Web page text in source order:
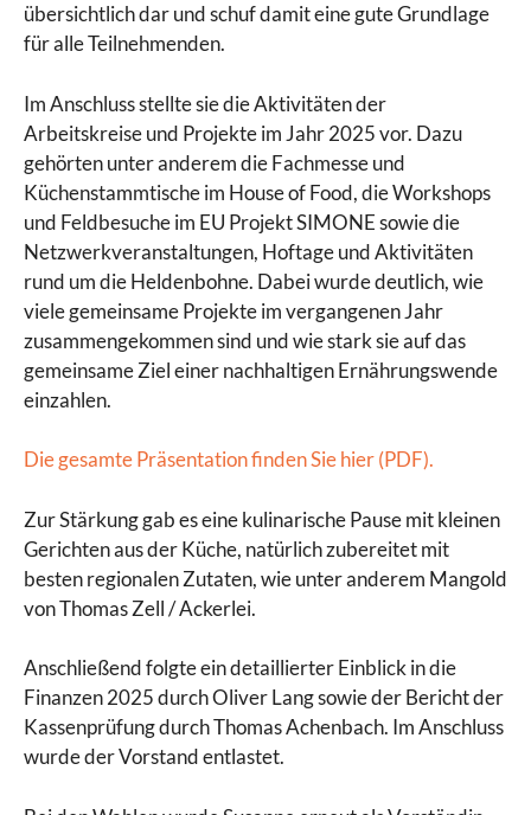
übersichtlich dar und schuf damit eine gute Grundlage
für alle Teilnehmenden.
Im Anschluss stellte sie die Aktivitäten der
Arbeitskreise und Projekte im Jahr 2025 vor. Dazu
gehörten unter anderem die Fachmesse und
Küchenstammtische im House of Food, die Workshops
und Feldbesuche im EU Projekt SIMONE sowie die
Netzwerkveranstaltungen, Hoftage und Aktivitäten
rund um die Heldenbohne. Dabei wurde deutlich, wie
viele gemeinsame Projekte im vergangenen Jahr
zusammengekommen sind und wie stark sie auf das
gemeinsame Ziel einer nachhaltigen Ernährungswende
einzahlen.
Die gesamte Präsentation finden Sie hier (PDF).
Zur Stärkung gab es eine kulinarische Pause mit kleinen
Gerichten aus der Küche, natürlich zubereitet mit
besten regionalen Zutaten, wie unter anderem Mangold
von Thomas Zell / Ackerlei.
Anschließend folgte ein detaillierter Einblick in die
Finanzen 2025 durch Oliver Lang sowie der Bericht der
Kassenprüfung durch Thomas Achenbach. Im Anschluss
wurde der Vorstand entlastet.